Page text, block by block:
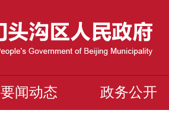
要闻动态 政务公开